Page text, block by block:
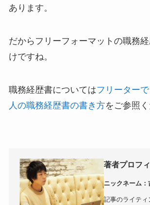
あります。
だからフリーフォーマットの職務
けですね。
職務経歴書についてはフリーター
人の職務経歴書の書き方をご参照く
著者プロフ
ニックネーム
記事のライティ